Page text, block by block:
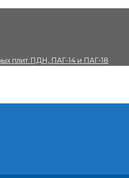
плит ПДН, ПАГ-14 и ПАГ-18